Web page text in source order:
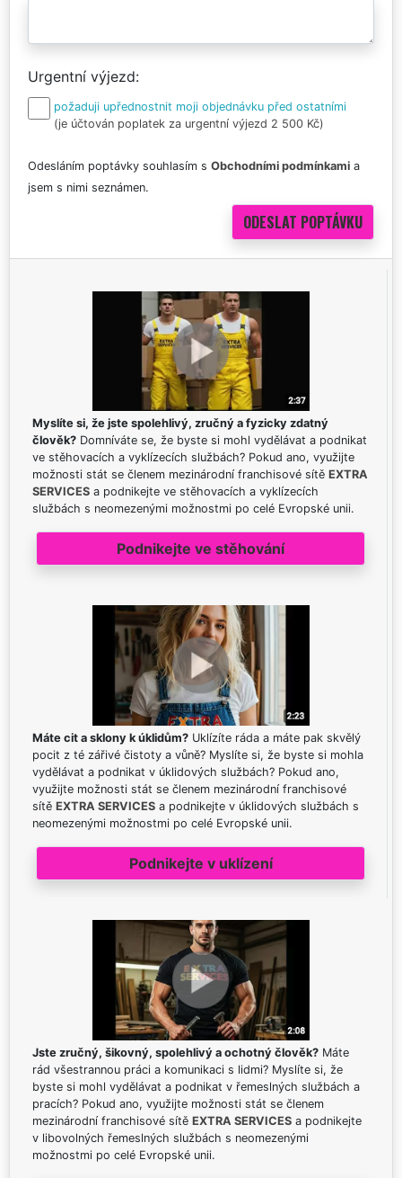
Urgentní výjezd
požaduji upřednostnit moji objednávku před ostatními
(je účtován poplatek za urgentní výjezd 2 500 Kč)
Odesláním poptávky souhlasím s Obchodními podmínkami a
jsem s nimi seznámen.
Myslíte si, že jste spolehlivý, zručný a fyzicky zdatný
člověk? Domníváte se, že byste si mohl vydělávat a podnikat
ve stěhovacích a vyklízecích službách? Pokud ano, využijte
možnosti stát se členem mezinárodní franchisové sítě EXTRA
SERVICES a podnikejte ve stěhovacích a vyklízecích
službách s neomezenými možnostmi po celé Evropské unii.
Podnikejte ve stěhování
Máte cit a sklony k úklidům? Uklízíte ráda a máte pak skvělý
pocit z té zářivé čistoty a vůně? Myslíte si, že byste si mohla
vydělávat a podnikat v úklidových službách? Pokud ano,
využijte možnosti stát se členem mezinárodní franchisové
sítě EXTRA SERVICES a podnikejte v úklidových službách s
neomezenými možnostmi po celé Evropské unii.
Podnikejte v uklízení
Jste zručný, šikovný, spolehlivý a ochotný člověk? Máte
rád všestrannou práci a komunikaci s lidmi? Myslíte si, že
byste si mohl vydělávat a podnikat v řemeslných službách a
pracích? Pokud ano, využijte možnosti stát se členem
mezinárodní franchisové sítě EXTRA SERVICES a podnikejte
v libovolných řemeslných službách s neomezenými
možnostmi po celé Evropské unii.